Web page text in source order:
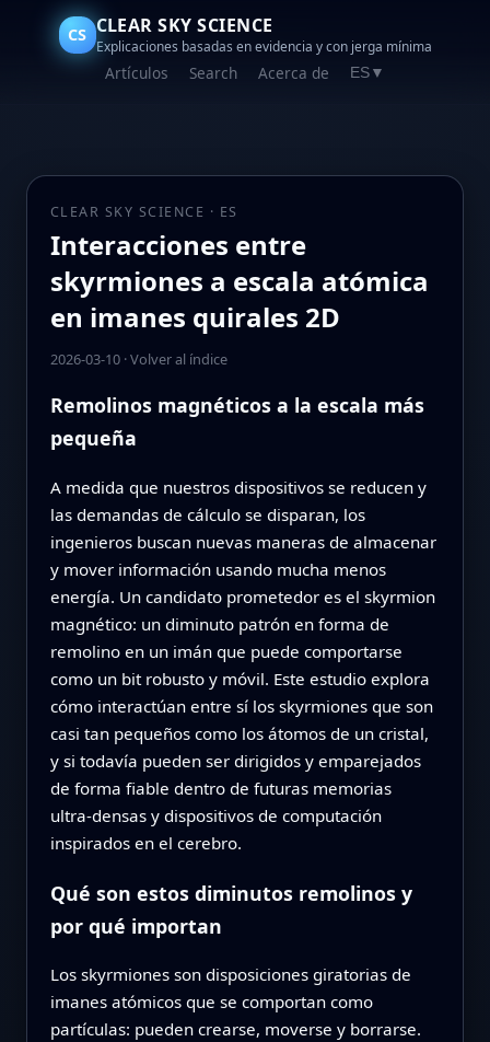
CS CLEAR SKY SCIENCE
Explicaciones basadas en evidencia y con jerga mínima
Artículos Search Acerca de ES ▼
CLEAR SKY SCIENCE · ES
Interacciones entre
skyrmiones a escala atómica
en imanes quirales 2D
2026-03-10·Volver al índice
Remolinos magnéticos a la escala más
pequeña
A medida que nuestros dispositivos se reducen y
las demandas de cálculo se disparan, los
ingenieros buscan nuevas maneras de almacenar
y mover información usando mucha menos
energía. Un candidato prometedor es el skyrmion
magnético: un diminuto patrón en forma de
remolino en un imán que puede comportarse
como un bit robusto y móvil. Este estudio explora
cómo interactúan entre sí los skyrmiones que son
casi tan pequeños como los átomos de un cristal,
y si todavía pueden ser dirigidos y emparejados
de forma fiable dentro de futuras memorias
ultra‑densas y dispositivos de computación
inspirados en el cerebro.
Qué son estos diminutos remolinos y
por qué importan
Los skyrmiones son disposiciones giratorias de
imanes atómicos que se comportan como
partículas: pueden crearse, moverse y borrarse.